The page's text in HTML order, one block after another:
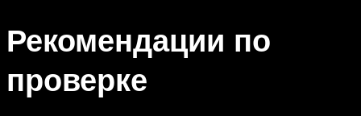
Рекомендации по
проверке